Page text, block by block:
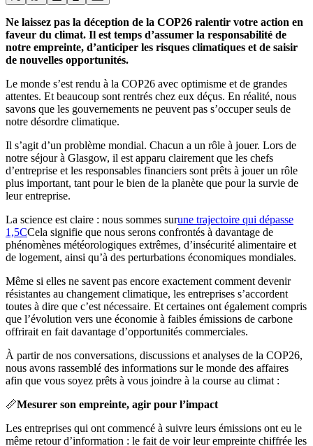
Ne laissez pas la déception de la COP26 ralentir votre action en
faveur du climat. Il est temps d’assumer la responsabilité de
notre empreinte, d’anticiper les risques climatiques et de saisir
de nouvelles opportunités.
Le monde s’est rendu à la COP26 avec optimisme et de grandes
attentes. Et beaucoup sont rentrés chez eux déçus. En réalité, nous
savons que les gouvernements ne peuvent pas s’occuper seuls de
notre désordre climatique.
Il s’agit d’un problème mondial. Chacun a un rôle à jouer. Lors de
notre séjour à Glasgow, il est apparu clairement que les chefs
d’entreprise et les responsables financiers sont prêts à jouer un rôle
plus important, tant pour le bien de la planète que pour la survie de
leur entreprise.
La science est claire : nous sommes surune trajectoire qui dépasse
1,5CCela signifie que nous serons confrontés à davantage de
phénomènes météorologiques extrêmes, d’insécurité alimentaire et
de logement, ainsi qu’à des perturbations économiques mondiales.
Même si elles ne savent pas encore exactement comment devenir
résistantes au changement climatique, les entreprises s’accordent
toutes à dire que c’est nécessaire. Et certaines ont également compris
que l’évolution vers une économie à faibles émissions de carbone
offrirait en fait davantage d’opportunités commerciales.
À partir de nos conversations, discussions et analyses de la COP26,
nous avons rassemblé des informations sur le monde des affaires
afin que vous soyez prêts à vous joindre à la course au climat :
📏Mesurer son empreinte, agir pour l’impact
Les entreprises qui ont commencé à suivre leurs émissions ont eu le
même retour d’information : le fait de voir leur empreinte chiffrée les